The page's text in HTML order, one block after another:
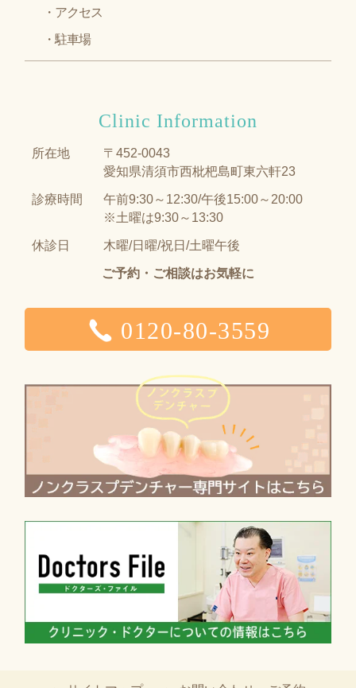
アクセス
駐車場
Clinic Information
所在地
〒452-0043
愛知県清須市西枇杷島町東六軒23
診療時間
午前9:30～12:30/午後15:00～20:00
※土曜は9:30～13:30
休診日 木曜/日曜/祝日/土曜午後
ご予約・ご相談はお気軽に
0120-80-3559